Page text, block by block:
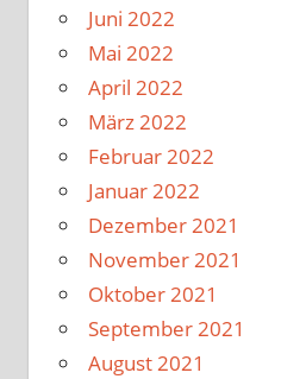
Juni 2022
Mai 2022
April 2022
März 2022
Februar 2022
Januar 2022
Dezember 2021
November 2021
Oktober 2021
September 2021
August 2021